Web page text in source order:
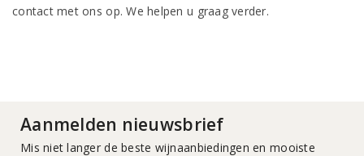
contact met ons op. We helpen u graag verder.
Aanmelden nieuwsbrief
Mis niet langer de beste wijnaanbiedingen en mooiste